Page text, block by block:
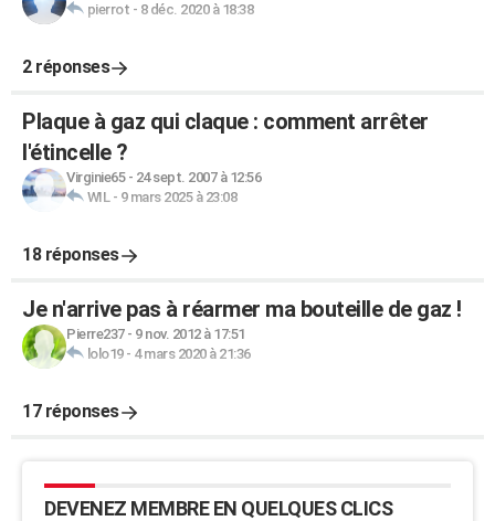
pierrot - 8 déc. 2020 à 18:38
2 réponses
Plaque à gaz qui claque : comment arrêter
l'étincelle ?
Virginie65- 24 sept. 2007 à 12:56
WIL- 9 mars 2025 à 23:08
18 réponses
Je n'arrive pas à réarmer ma bouteille de gaz !
Pierre237- 9 nov. 2012 à 17:51
lolo19- 4 mars 2020 à 21:36
17 réponses
DEVENEZ MEMBRE EN QUELQUES CLICS